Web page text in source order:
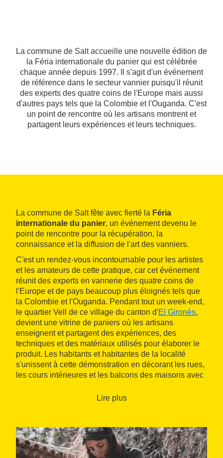
La commune de Salt accueille une nouvelle édition de
la Féria internationale du panier qui est célébrée
chaque année depuis 1997. Il s'agit d'un événement
de référence dans le secteur vannier puisqu'il réunit
des experts des quatre coins de l'Europe mais aussi
d'autres pays tels que la Colombie et l'Ouganda. C'est
un point de rencontre où les artisans montrent et
partagent leurs expériences et leurs techniques.
La commune de Salt fête avec fierté la Féria
internationale du panier, un événement devenu le
point de rencontre pour la récupération, la
connaissance et la diffusion de l'art des vanniers.
C'est un rendez-vous incontournable pour les artistes
et les amateurs de cette pratique, car cet événement
réunit des experts en vannerie des quatre coins de
l'Europe et de pays beaucoup plus éloignés tels que
la Colombie et l'Ouganda. Pendant tout un week-end,
le quartier Vell de ce village du canton d'El Gironès,
devient une vitrine de paniers où les artisans
enseignent et partagent des expériences, des
techniques et des matériaux utilisés pour élaborer le
produit. Les habitants et habitantes de la localité
s'unissent à cette démonstration en décorant les rues,
les cours intérieures et les balcons des maisons avec
Lire plus